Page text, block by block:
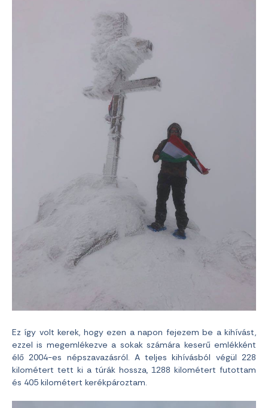
Ez így volt kerek, hogy ezen a napon fejezem be a kihívást,
ezzel is megemlékezve a sokak számára keserű emlékként
élő 2004-es népszavazásról. A teljes kihívásból végül 228
kilométert tett ki a túrák hossza, 1288 kilométert futottam
és 405 kilométert kerékpároztam.